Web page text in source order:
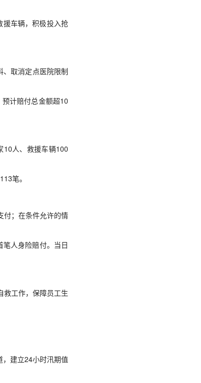
车辆，积极投入抢
取消定点医院限制
计赔付总金额超10
人、救援车辆100
笔。
；在条件允许的情
人身险赔付。当日
工作，保障员工生
建立24小时汛期值